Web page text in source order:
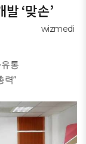
‘맞손’
wizmedi
통
력”